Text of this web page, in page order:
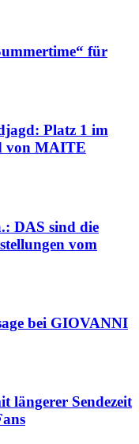
für
Platz 1 im
von MAITE
DAS sind die
vom
bei GIOVANNI
längerer Sendezeit